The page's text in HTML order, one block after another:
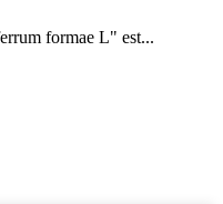
formae L" est...